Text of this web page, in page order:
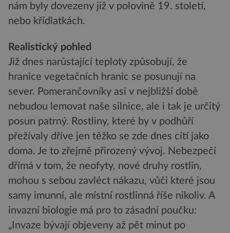
nám byly dovezeny již v polovině 19. století,
nebo křídlatkách.
Realistický pohled
Již dnes narůstající teploty způsobují, že
hranice vegetačních hranic se posunují na
sever. Pomerančovníky asi v nejbližší době
nebudou lemovat naše silnice, ale i tak je určitý
posun patrný. Rostliny, které by v podhůří
přežívaly dříve jen těžko se zde dnes cítí jako
doma. Je to zřejmě přirozený vývoj. Nebezpečí
dřímá v tom, že neofyty, nové druhy rostlin,
mohou s sebou zavléct nákazu, vůči které jsou
samy imunní, ale místní rostlinná říše nikoliv. A
invazní biologie má pro to zásadní poučku:
„Invaze bývají objeveny až pět minut po